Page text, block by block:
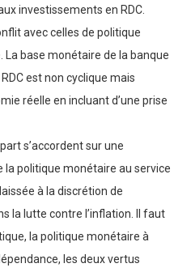
investissements en RDC.
avec celles de politique
base monétaire de la banque
est non cyclique mais
réelle en incluant d’une prise
s’accordent sur une
politique monétaire au service
à la discrétion de
la lutte contre l’inflation. Il faut
la politique monétaire à
les deux vertus